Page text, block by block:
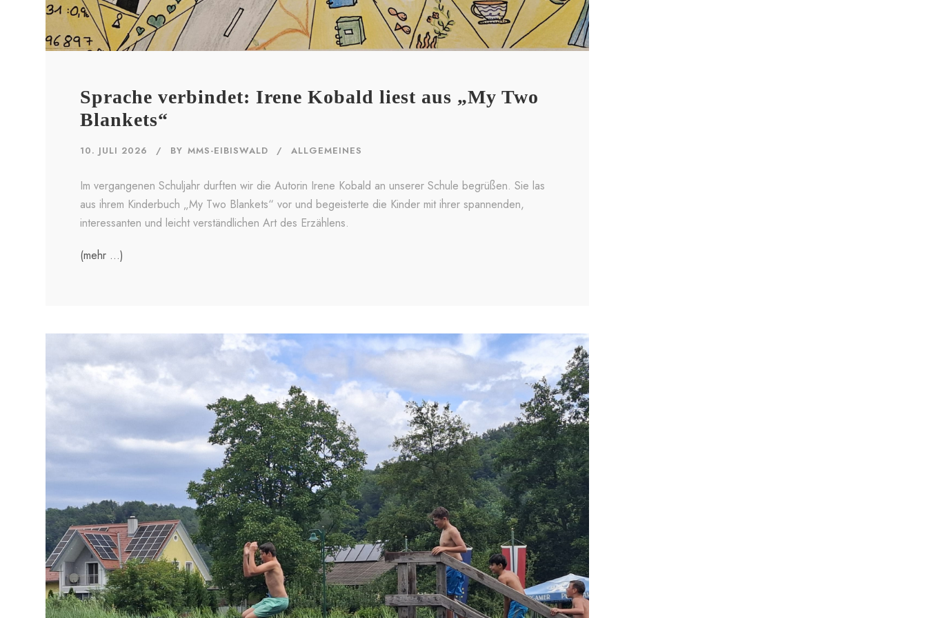
Sprache verbindet: Irene Kobald liest aus „My Two
Blankets“
10. JULI 2026 BY MMS-EIBISWALD ALLGEMEINES
Im vergangenen Schuljahr durften wir die Autorin Irene Kobald an unserer Schule begrüßen. Sie las
aus ihrem Kinderbuch „My Two Blankets“ vor und begeisterte die Kinder mit ihrer spannenden,
interessanten und leicht verständlichen Art des Erzählens.
(mehr …)